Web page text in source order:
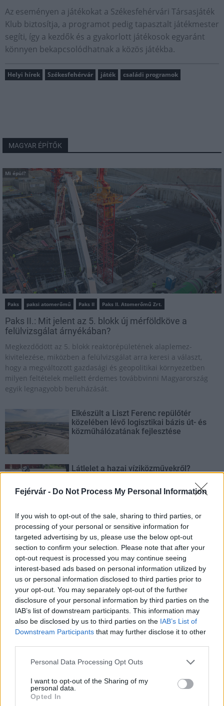
Fejérvár - Do Not Process My Personal Information
If you wish to opt-out of the sale, sharing to third parties, or
processing of your personal or sensitive information for
targeted advertising by us, please use the below opt-out
section to confirm your selection. Please note that after your
opt-out request is processed you may continue seeing
interest-based ads based on personal information utilized by
us or personal information disclosed to third parties prior to
your opt-out. You may separately opt-out of the further
disclosure of your personal information by third parties on the
IAB’s list of downstream participants. This information may
also be disclosed by us to third parties on the IAB’s List of
Downstream Participants that may further disclose it to other
Please note that this website/app uses one or more Google
not limited to your visit or usage behaviour. You may click to
grant or deny consent to Google and its third-party tags to
use your data for below specified purposes in below Google
Personal Data Processing Opt Outs
I want to opt-out of the Sharing of my
personal data.
Opted In
Az eseményen a játékokat a Székesfehérvári Társasjáték
Klub biztosítja, a programot pedig tapasztalt játékmester
segíti, így a kezdők és a gyakorlott játékosok egyaránt
könnyen bekapcsolódhatnak a közös játékba.
Helyi hírek Székesfehérvár játék családi programok
MAGYAR ÉPÍTŐK
Mi épül?
Paks paksi atomerőmű Paks II Paks II. Atomerőmű Zrt.
Paks II.: Mit jelent az 5. blokk új mérföldköve a
felülvizsgálat árnyékában?
Megkezdődött az 5. blokk reaktorépületének alaplemez-
kivitelezése, miközben a felülvizsgálat arra keresi a választ,
hogy a megváltozott gazdasági és geopolitikai környezetben
milyen feltételek mellett érdemes továbbvinni Magyarország
egyik legnagyobb beruházását.
Elkészült a Liszt Ferenc repülőtér
közelében lévő logisztikai bázis út- és
közműhálózatának fejlesztése
Látlelet a hazai víziközművekről?
múlt Bicske vízellátása
Épített öröksége megújításával is készül
Mohács a csata ötszázadik
évfordulójára
A tengerfenék alatt négy óriáskábellel
kötik össze Spanyolország és
Franciaország villamosenergia-
hálózatát
AJÁNLJUK MÉG
Helyi hírek